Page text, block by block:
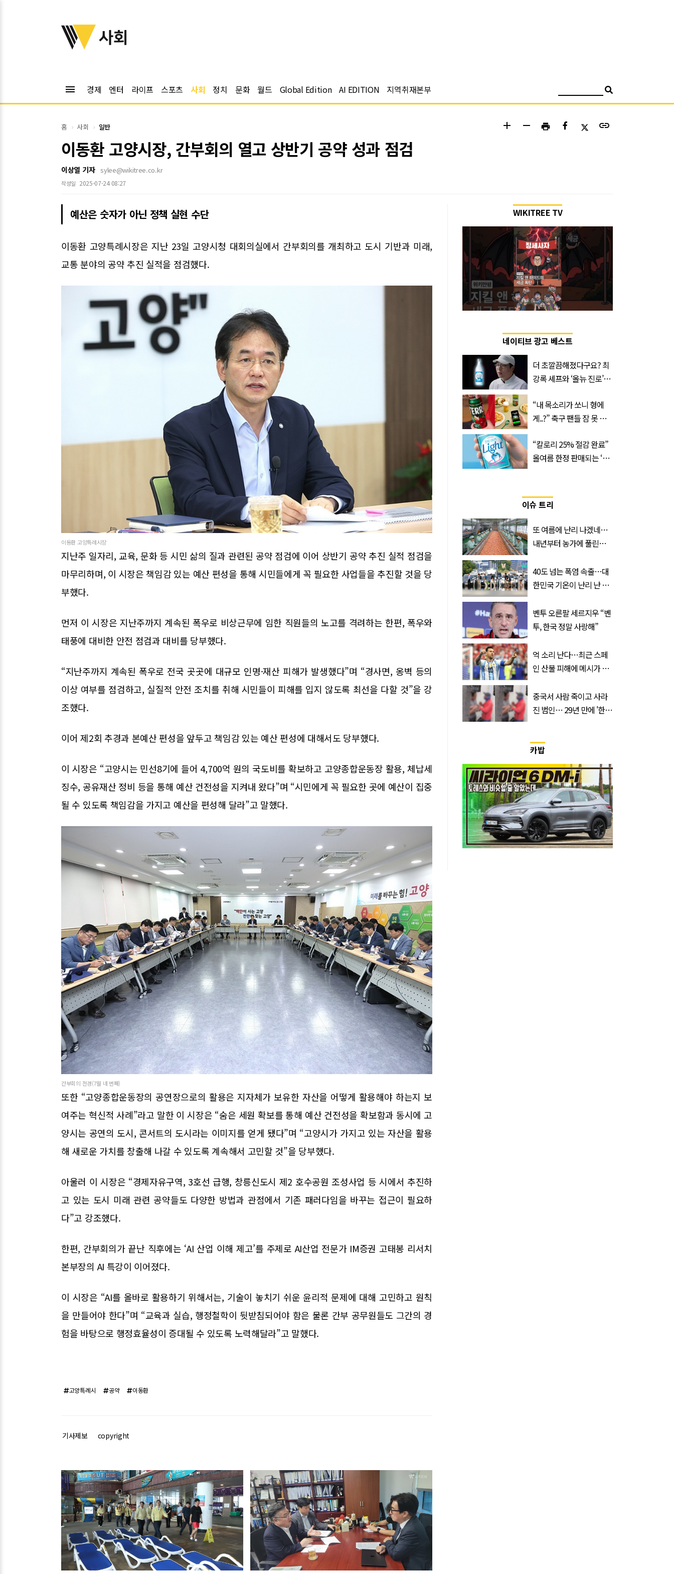
위키트리
사회
menu 경제 엔터 라이프 스포츠 사회 정치 문화 월드 Global Edition AI EDITION 지역취재본부
홈 사회 일반 add remove print link
이동환 고양시장, 간부회의 열고 상반기 공약 성과 점검
이상열 기자 sylee@wikitree.co.kr
작성일 2025-07-24 08:27
예산은 숫자가 아닌 정책 실현 수단
이동환 고양특례시장은 지난 23일 고양시청 대회의실에서 간부회의를 개최하고 도시 기반과 미래,
교통 분야의 공약 추진 실적을 점검했다.
이동환 고양특례시장
지난주 일자리, 교육, 문화 등 시민 삶의 질과 관련된 공약 점검에 이어 상반기 공약 추진 실적 점검을
마무리하며, 이 시장은 책임감 있는 예산 편성을 통해 시민들에게 꼭 필요한 사업들을 추진할 것을 당
부했다.
먼저 이 시장은 지난주까지 계속된 폭우로 비상근무에 임한 직원들의 노고를 격려하는 한편, 폭우와
태풍에 대비한 안전 점검과 대비를 당부했다.
“지난주까지 계속된 폭우로 전국 곳곳에 대규모 인명·재산 피해가 발생했다”며 “경사면, 옹벽 등의
이상 여부를 점검하고, 실질적 안전 조치를 취해 시민들이 피해를 입지 않도록 최선을 다할 것”을 강
조했다.
이어 제2회 추경과 본예산 편성을 앞두고 책임감 있는 예산 편성에 대해서도 당부했다.
이 시장은 “고양시는 민선8기에 들어 4,700억 원의 국도비를 확보하고 고양종합운동장 활용, 체납세
징수, 공유재산 정비 등을 통해 예산 건전성을 지켜내 왔다”며 “시민에게 꼭 필요한 곳에 예산이 집중
될 수 있도록 책임감을 가지고 예산을 편성해 달라”고 말했다.
간부회의 전경(7월 네 번째)
또한 “고양종합운동장의 공연장으로의 활용은 지자체가 보유한 자산을 어떻게 활용해야 하는지 보
여주는 혁신적 사례”라고 말한 이 시장은 “숨은 세원 확보를 통해 예산 건전성을 확보함과 동시에 고
양시는 공연의 도시, 콘서트의 도시라는 이미지를 얻게 됐다”며 “고양시가 가지고 있는 자산을 활용
해 새로운 가치를 창출해 나갈 수 있도록 계속해서 고민할 것”을 당부했다.
아울러 이 시장은 “경제자유구역, 3호선 급행, 창릉신도시 제2 호수공원 조성사업 등 시에서 추진하
고 있는 도시 미래 관련 공약들도 다양한 방법과 관점에서 기존 패러다임을 바꾸는 접근이 필요하
다”고 강조했다.
한편, 간부회의가 끝난 직후에는 ‘AI 산업 이해 제고’를 주제로 AI산업 전문가 IM증권 고태봉 리서치
본부장의 AI 특강이 이어졌다.
이 시장은 “AI를 올바로 활용하기 위해서는, 기술이 놓치기 쉬운 윤리적 문제에 대해 고민하고 원칙
을 만들어야 한다”며 “교육과 실습, 행정철학이 뒷받침되어야 함은 물론 간부 공무원들도 그간의 경
험을 바탕으로 행정효율성이 증대될 수 있도록 노력해달라”고 말했다.
고양특례시 공약 이동환
기사제보 copyright
관련기사
WIKITREE TV
네이티브 광고 베스트
더 초깔끔해졌다구요? 최
강록 셰프와 ‘올뉴 진로’의
“내 목소리가 쏘니 형에
게..?” 축구 팬들 잠 못 들
트
“칼로리 25% 절감 완료”
올여름 한정 판매되는 ‘최
이슈 트리
또 여름에 난리 나겠네…
내년부터 농가에 풀린다는
40도 넘는 폭염 속출…대
한민국 기온이 난리 난 이
능
벤투 오른팔 세르지우 “벤
투, 한국 정말 사랑해”
억 소리 난다…최근 스페
인 산불 피해에 메시가 기
중국서 사람 죽이고 사라
진 범인… 29년 만에 '한
카밥